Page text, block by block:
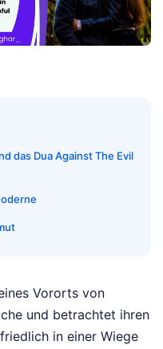
das Dua Against The Evil
Vororts von
und betrachtet ihren
in einer Wiege